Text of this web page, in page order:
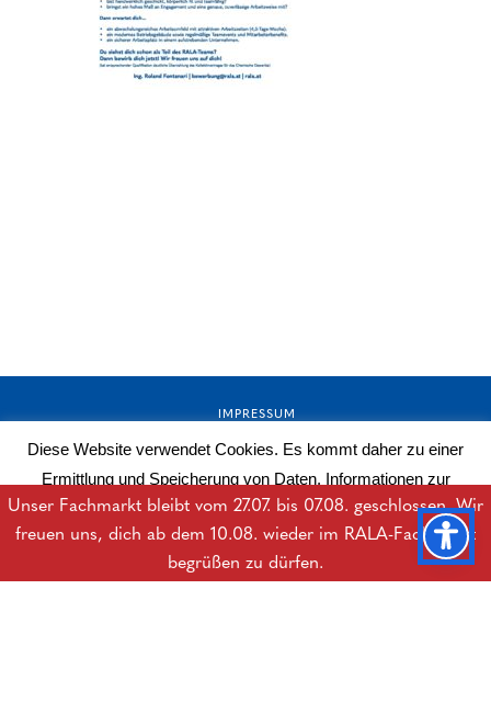
IMPRESSUM
AGB
BARRIEREFREIHEITSERKLÄRUNG
DOWNLOADS
Diese Website verwendet Cookies. Es kommt daher zu einer
Ermittlung und Speicherung von Daten. Informationen zur
Datenverarbeitung erhalten Sie in der Datenschutzerklärung.
Mehr lesen
Unser Fachmarkt bleibt vom 27.07. bis 07.08. geschlossen. Wir
freuen uns, dich ab dem 10.08. wieder im RALA-Fachmarkt
begrüßen zu dürfen.